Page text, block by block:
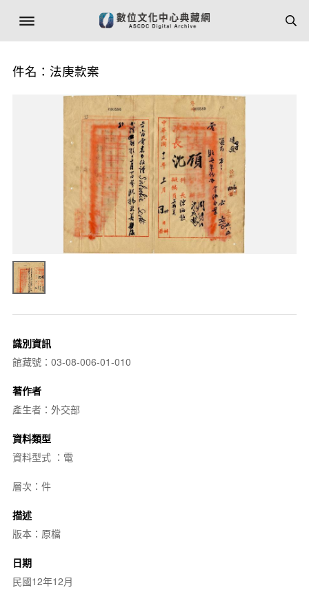
件名：法庚款案
識別資訊
館藏號：03-08-006-01-010
著作者
產生者：外交部
資料類型
資料型式 ：電
層次：件
描述
版本：原檔
日期
民國12年12月